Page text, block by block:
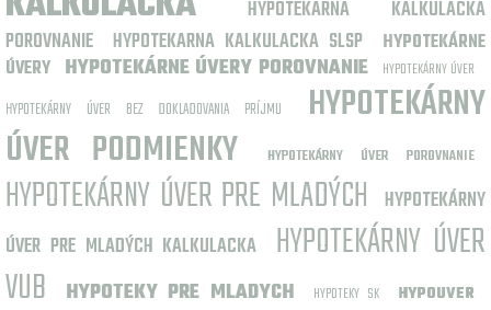
HYPOTEKARNA KALKULACKA
POROVNANIE
HYPOTEKARNA KALKULACKA SLSP
HYPOTEKÁRNE
ÚVERY HYPOTEKÁRNE ÚVERY POROVNANIE HYPOTEKÁRNY ÚVER
HYPOTEKÁRNY ÚVER BEZ DOKLADOVANIA PRÍJMU
HYPOTEKÁRNY
ÚVER PODMIENKY
HYPOTEKÁRNY ÚVER POROVNANIE
HYPOTEKÁRNY ÚVER PRE MLADÝCH HYPOTEKÁRNY
ÚVER PRE MLADÝCH KALKULACKA
HYPOTEKÁRNY ÚVER
VUB
HYPOTEKY PRE MLADYCH HYPOTEKY SK HYPOUVER